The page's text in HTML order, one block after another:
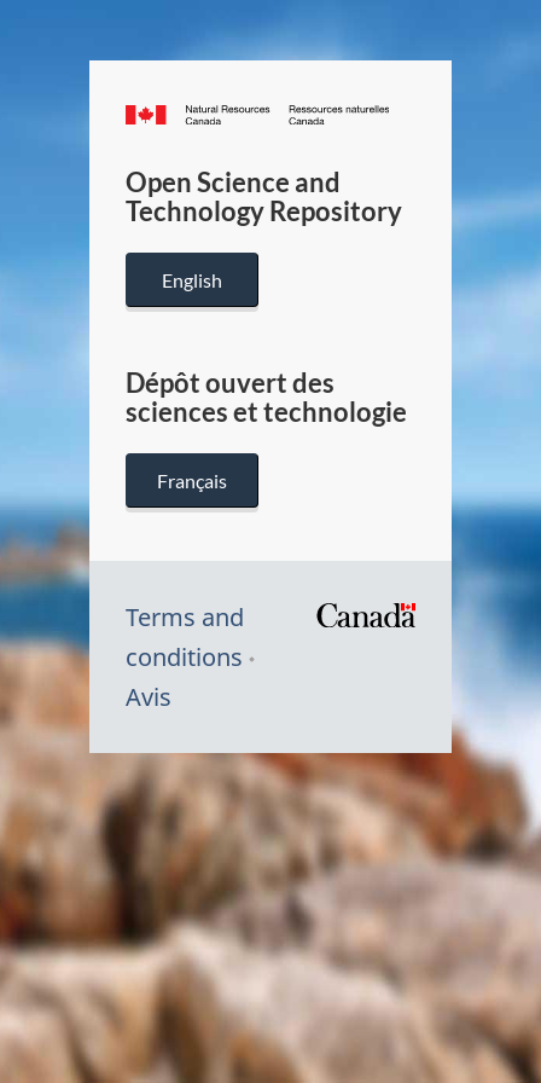
Canada.ca
/
Canada
Open Science and
Technology Repository
English
Dépôt ouvert des
sciences et technologie
Français
Terms and
conditions
Avis
Symbole
du
Canada